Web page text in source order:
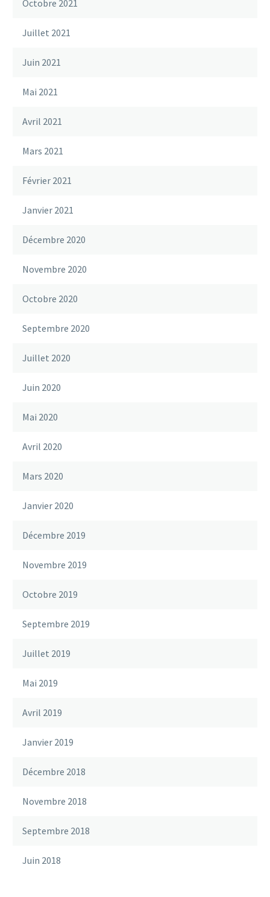
Octobre 2021
Juillet 2021
Juin 2021
Mai 2021
Avril 2021
Mars 2021
Février 2021
Janvier 2021
Décembre 2020
Novembre 2020
Octobre 2020
Septembre 2020
Juillet 2020
Juin 2020
Mai 2020
Avril 2020
Mars 2020
Janvier 2020
Décembre 2019
Novembre 2019
Octobre 2019
Septembre 2019
Juillet 2019
Mai 2019
Avril 2019
Janvier 2019
Décembre 2018
Novembre 2018
Septembre 2018
Juin 2018